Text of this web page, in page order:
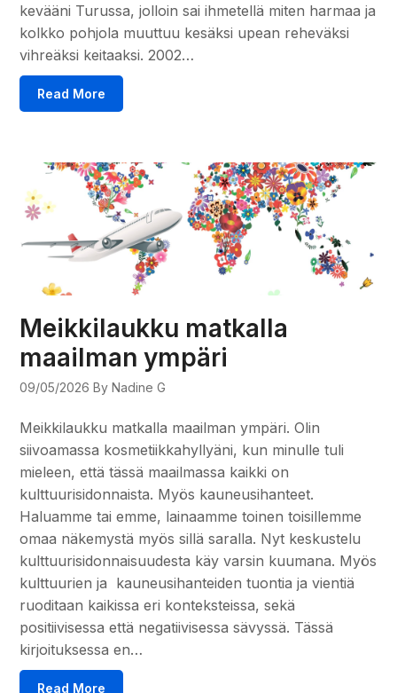
kevääni Turussa, jolloin sai ihmetellä miten harmaa ja
kolkko pohjola muuttuu kesäksi upean reheväksi
vihreäksi keitaaksi. 2002…
Read More
Meikkilaukku matkalla
maailman ympäri
09/05/2026 By Nadine G
Meikkilaukku matkalla maailman ympäri. Olin
siivoamassa kosmetiikkahyllyäni, kun minulle tuli
mieleen, että tässä maailmassa kaikki on
kulttuurisidonnaista. Myös kauneusihanteet.
Haluamme tai emme, lainaamme toinen toisillemme
omaa näkemystä myös sillä saralla. Nyt keskustelu
kulttuurisidonnaisuudesta käy varsin kuumana. Myös
kulttuurien ja kauneusihanteiden tuontia ja vientiä
ruoditaan kaikissa eri konteksteissa, sekä
positiivisessa että negatiivisessa sävyssä. Tässä
kirjoituksessa en…
Read More